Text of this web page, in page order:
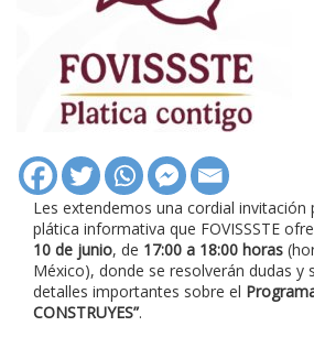
Les extendemos una cordial invitación
plática informativa que FOVISSSTE
10 de junio, de 17:00 a 18:00 horas
México), donde se resolverán dudas y
detalles importantes sobre el
CONSTRUYES”.